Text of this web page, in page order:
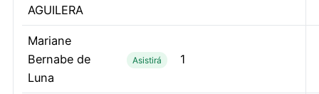
AGUILERA
Mariane
Bernabe de
Luna
Asistirá 1